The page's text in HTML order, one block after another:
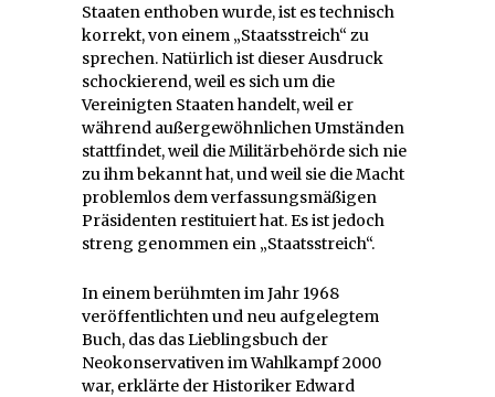
Staaten enthoben wurde, ist es technisch
korrekt, von einem „Staatsstreich“ zu
sprechen. Natürlich ist dieser Ausdruck
schockierend, weil es sich um die
Vereinigten Staaten handelt, weil er
während außergewöhnlichen Umständen
stattfindet, weil die Militärbehörde sich nie
zu ihm bekannt hat, und weil sie die Macht
problemlos dem verfassungsmäßigen
Präsidenten restituiert hat. Es ist jedoch
streng genommen ein „Staatsstreich“.
In einem berühmten im Jahr 1968
veröffentlichten und neu aufgelegtem
Buch, das das Lieblingsbuch der
Neokonservativen im Wahlkampf 2000
war, erklärte der Historiker Edward